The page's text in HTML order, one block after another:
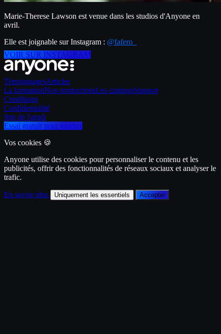
Marie-Therese Lawson est venue dans les studios d'Anyone en
avril.
Elle est joignable sur Instagram : @fafero_
VOIR SUR INSTAGRAM
TémoignagesArticles
La formationNos productionsLes castingsSupport
Conditions
Confidentialité
Site de l'appli
Essai gratuit pour tourner
Vos cookies 🍪
Anyone utilise des cookies pour personnaliser le contenu et les
publicités, offrir des fonctionnalités de réseaux sociaux et analyser le
trafic.
En savoir plus Uniquement les essentiels Accepter